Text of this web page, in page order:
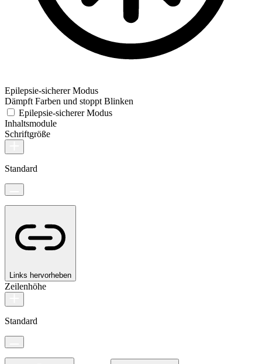
Epilepsie-sicherer Modus
Dämpft Farben und stoppt Blinken
Epilepsie-sicherer Modus
Inhaltsmodule
Schriftgröße
Standard
Links hervorheben
Zeilenhöhe
Standard